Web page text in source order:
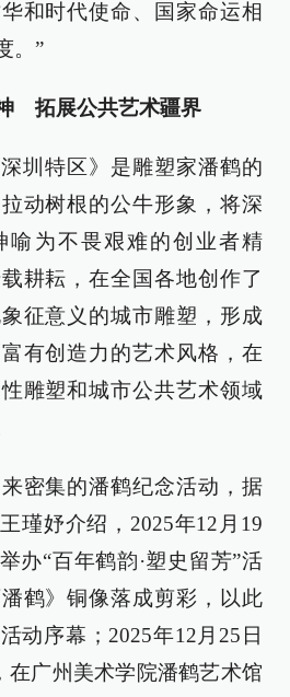
和时代使命、国家命运相
。”
拓展公共艺术疆界
圳特区》是雕塑家潘鹤的
动树根的公牛形象，将深
喻为不畏艰难的创业者精
耕耘，在全国各地创作了
征意义的城市雕塑，形成
有创造力的艺术风格，在
雕塑和城市公共艺术领域
密集的潘鹤纪念活动，据
瑾妤介绍，2025年12月19
办“百年鹤韵·塑史留芳”活
鹤》铜像落成剪彩，以此
动序幕；2025年12月25日
在广州美术学院潘鹤艺术馆